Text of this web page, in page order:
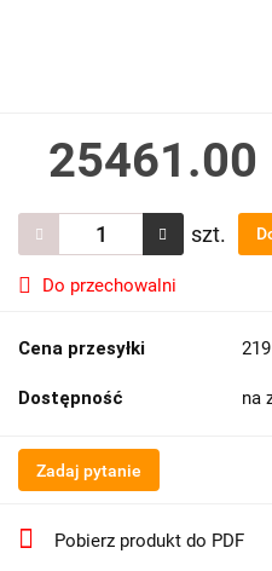
25461.00
szt.
Do przechowalni
Cena przesyłki 219
Dostępność na
Zadaj pytanie
Pobierz produkt do PDF